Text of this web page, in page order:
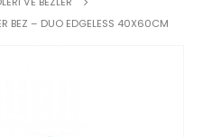
BEZ – DUO EDGELESS 40X60CM